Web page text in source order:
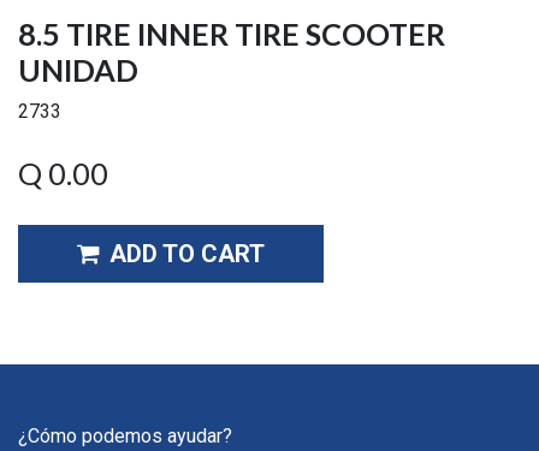
8.5 TIRE INNER TIRE SCOOTER
UNIDAD
2733
Q 0.00
ADD TO CART
¿Cómo podemos ayudar?